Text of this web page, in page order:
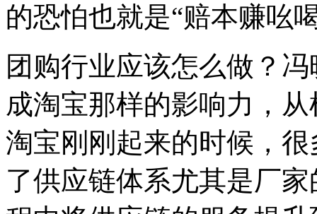
的恐怕也就是“赔本赚吆
团购行业应该怎么做？
成淘宝那样的影响力，
淘宝刚刚起来的时候，
了供应链体系尤其是厂